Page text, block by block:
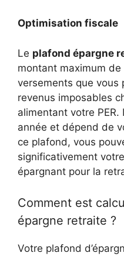
Optimisation fiscale
Le plafond épargne
montant maximum
versements que vous
revenus imposables
alimentant votre
année et dépend de
ce plafond, vous
significativement
épargnant pour la
Comment est
épargne retraite ?
Votre plafond